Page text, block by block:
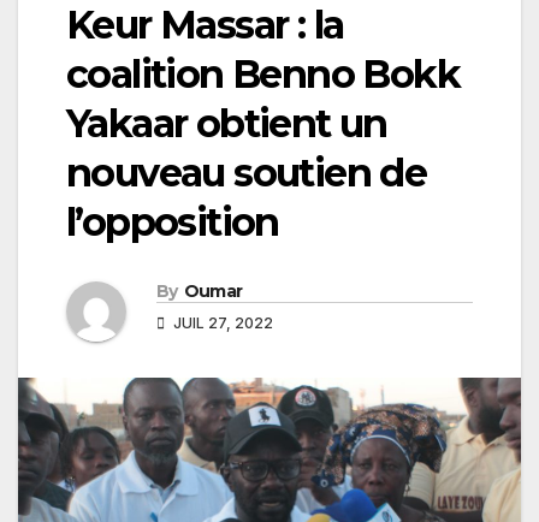
Keur Massar : la
coalition Benno Bokk
Yakaar obtient un
nouveau soutien de
l’opposition
By Oumar
JUIL 27, 2022